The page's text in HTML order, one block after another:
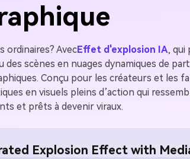
ordinaires? AvecEffet d'explosion IA, qui
scènes en nuages dynamiques de
Conçu pour les créateurs et les
en visuels pleins d’action qui
et prêts à devenir viraux.
Explosion Effect with